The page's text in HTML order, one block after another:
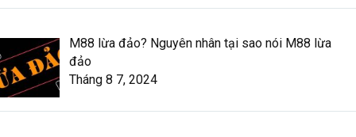
M88 lừa đảo? Nguyên nhân tại sao nói M88 lừa
đảo
Tháng 8 7, 2024